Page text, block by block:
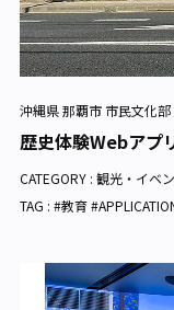
沖縄県 那覇市 市民文化
歴史体験Webアプ
CATEGORY : 観光・イベ
TAG : #教育